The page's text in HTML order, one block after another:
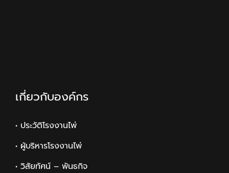
เกี่ยวกับองค์กร
• ประวัติโรงงานไพ่
• ผู้บริหารโรงงานไพ่
• วิสัยทัศน์ – พันธกิจ